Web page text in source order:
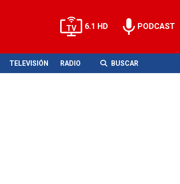
6.1 HD PODCAST
TELEVISIÓN RADIO BUSCAR